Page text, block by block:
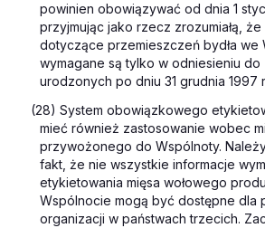
powinien obowiązywać od dnia 1
przyjmując jako rzecz zrozumiałą, że
dotyczące przemieszczeń bydła we
wymagane są tylko w odniesieniu do
urodzonych po dniu 31 grudnia 1997
(28) System obowiązkowego
mieć również zastosowanie wobec
przywożonego do Wspólnoty.
fakt, że nie wszystkie informacje
etykietowania mięsa wołowego
Wspólnocie mogą być dostępne dla
organizacji w państwach trzecich.